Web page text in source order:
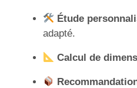
Étude
adapté.
Calcul de